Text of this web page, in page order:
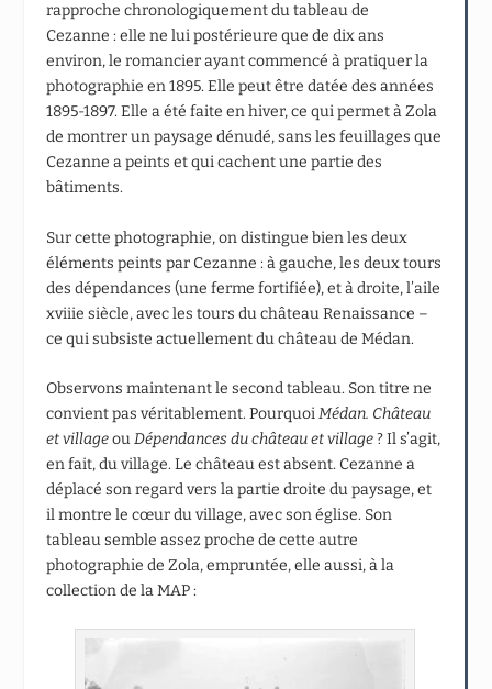
rapproche chronologiquement du tableau de
Cezanne : elle ne lui postérieure que de dix ans
environ, le romancier ayant commencé à pratiquer la
photographie en 1895. Elle peut être datée des années
1895-1897. Elle a été faite en hiver, ce qui permet à Zola
de montrer un paysage dénudé, sans les feuillages que
Cezanne a peints et qui cachent une partie des
bâtiments.
Sur cette photographie, on distingue bien les deux
éléments peints par Cezanne : à gauche, les deux tours
des dépendances (une ferme fortifiée), et à droite, l’aile
xviiie siècle, avec les tours du château Renaissance –
ce qui subsiste actuellement du château de Médan.
Observons maintenant le second tableau. Son titre ne
convient pas véritablement. PourquoiMédan. Château
et villageouDépendances du château et village? Il s’agit,
en fait, du village. Le château est absent. Cezanne a
déplacé son regard vers la partie droite du paysage, et
il montre le cœur du village, avec son église. Son
tableau semble assez proche de cette autre
photographie de Zola, empruntée, elle aussi, à la
collection de la MAP :